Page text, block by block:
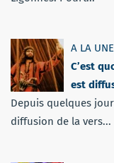
A LA UNE
C’est
est
Depuis quelques
diffusion de la vers...